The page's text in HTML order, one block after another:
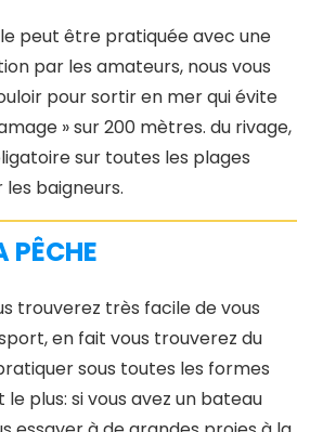
peut être pratiquée avec une
par les amateurs, nous vous
pour sortir en mer qui évite
» sur 200 mètres. du rivage,
sur toutes les plages
baigneurs.
PÊCHE
trouverez très facile de vous
en fait vous trouverez du
sous toutes les formes
plus: si vous avez un bateau